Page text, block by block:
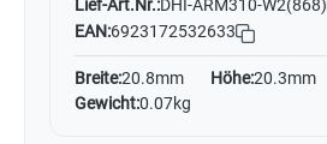
Lief-Art.Nr.:DHI-ARM310-W2(868)
EAN:6923172532633
Breite:20.8mm Höhe:20.3mm
Gewicht:0.07kg